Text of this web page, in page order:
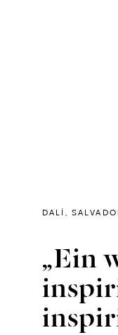
DALÍ,
„Ein